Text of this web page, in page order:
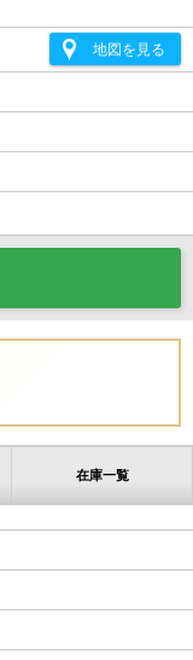
地図を見る
在庫一覧